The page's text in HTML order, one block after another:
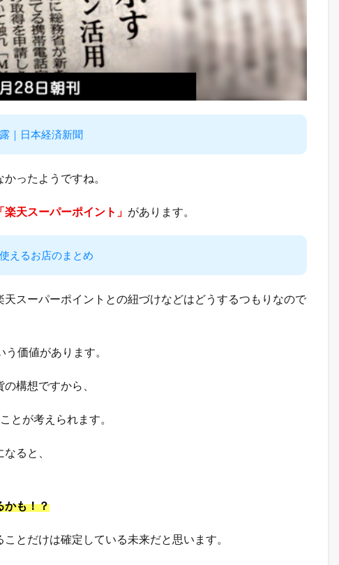
｜日本経済新聞
ったようですね。
「楽天スーパーポイント」 があります。
えるお店のまとめ
スーパーポイントとの紐づけなどはどうするつもりなので
価値があります。
構想ですから、
とが考えられます。
ると、
かも！？
とだけは確定している未来だと思います。